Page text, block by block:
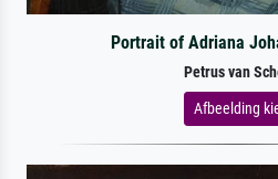
Portrait of Adriana
Petrus van
Afbeelding